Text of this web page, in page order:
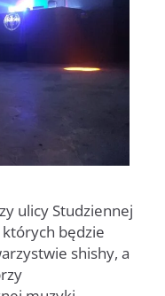
ulicy Studziennej
będzie
shishy, a